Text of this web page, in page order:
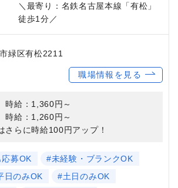
＼最寄り：名鉄名古屋本線「有松」
徒歩1分／
緑区有松2211
職場情報を見る
給：1,360円～
給：1,260円～
らに時給100円アップ！
募OK
#未経験・ブランクOK
日のみOK
#土日のみOK